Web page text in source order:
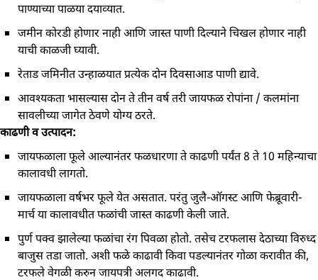
पाण्‍याच्‍या पाळया दयाव्‍यात.
जमीन कोरडी होणार नाही आणि जास्त पाणी दिल्‍याने चिखल होणार नाही
याची काळजी घ्‍यावी.
रेताड जमिनीत उन्‍हाळयात प्रत्‍येक दोन दिवसाआड पाणी द्यावे.
आवश्‍यकता भासल्‍यास दोन ते तीन वर्ष तरी जायफळ रोपांना / कलमांना
सावलीच्या जागेत ठेवणे योग्य ठरते.
काढणी व उत्‍पादन:
जायफळाला फूले आल्‍यानंतर फळधारणा ते काढणी पर्यंत 8 ते 10 महिन्‍याचा
कालावधी लागतो.
जायफळाला वर्षभर फूले येत असतात. परंतु जुलै-ऑगस्‍ट आणि फेब्रूवारी-
मार्च या कालावधीत फळांची जास्‍त काढणी केली जाते.
पुर्ण पक्‍व झालेल्‍या फळांचा रंग पिवळा होतो. तसेच टरफलास देठाच्‍या विरुध्‍द
बाजुस तडा जातो. अशी फळे काढावी किवा पडल्‍यानंतर गोळा करावीत की,
टरफले वेगळी करुन जायपत्री अलगद काढावी.